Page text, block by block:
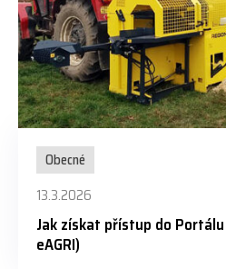
Obecné
13.3.2026
Jak získat přístup do
eAGRI)